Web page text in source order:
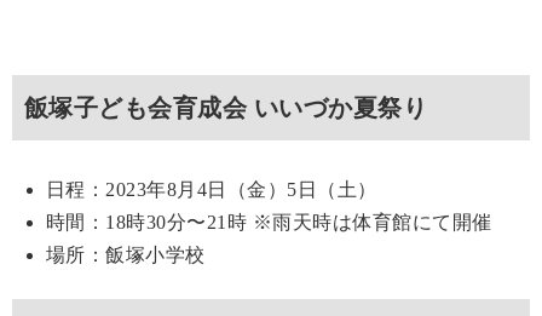
飯塚子ども会育成会 いいづか夏祭り
日程：2023年8月4日（金）5日（土）
時間：18時30分〜21時 ※雨天時は体育館にて開催
場所：飯塚小学校